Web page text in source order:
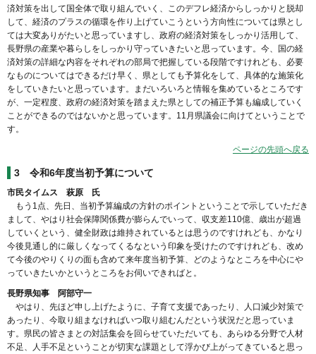
済対策を出して国全体で取り組んでいく、このデフレ経済からしっかりと脱却
して、経済のプラスの循環を作り上げていこうという方向性については県とし
ては大変ありがたいと思っていますし、政府の経済対策をしっかり活用して、
長野県の産業や暮らしをしっかり守っていきたいと思っています。今、国の経
済対策の詳細な内容をそれぞれの部局で把握している段階ですけれども、必要
なものについてはできるだけ早く、県としても予算化をして、具体的な施策化
をしていきたいと思っています。まだいろいろと情報を集めているところです
が、一定程度、政府の経済対策を踏まえた県としての補正予算も編成していく
ことができるのではないかと思っています。11月県議会に向けてということで
す。
ページの先頭へ戻る
3 令和6年度当初予算について
市民タイムス 萩原 氏
もう1点、先日、当初予算編成の方針のポイントということで示していただき
まして、やはり社会保障関係費が膨らんでいって、収支差110億、歳出が超過
していくという、健全財政は維持されているとは思うのですけれども、かなり
今後見通し的に厳しくなってくるなという印象を受けたのですけれども、改め
て今後のやりくりの面も含めて来年度当初予算、どのようなところを中心にや
っていきたいかというところをお伺いできればと。
長野県知事 阿部守一
やはり、先ほど申し上げたように、子育て支援であったり、人口減少対策で
あったり、今取り組まなければいつ取り組むんだという状況だと思っていま
す。県民の皆さまとの対話集会を回らせていただいても、あらゆる分野で人材
不足、人手不足ということが切実な課題として浮かび上がってきていると思っ